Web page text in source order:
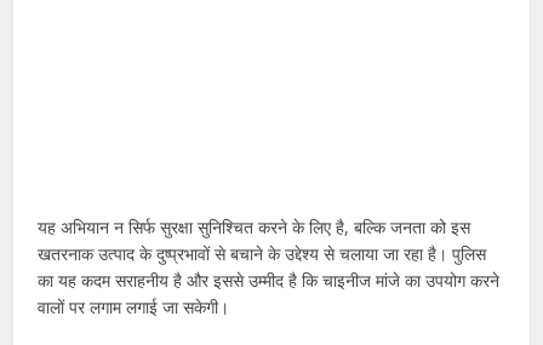
यह अभियान न सिर्फ सुरक्षा सुनिश्चित करने के लिए है, बल्कि जनता को इस
खतरनाक उत्पाद के दुष्प्रभावों से बचाने के उद्देश्य से चलाया जा रहा है। पुलिस
का यह कदम सराहनीय है और इससे उम्मीद है कि चाइनीज मांजे का उपयोग करने
वालों पर लगाम लगाई जा सकेगी।